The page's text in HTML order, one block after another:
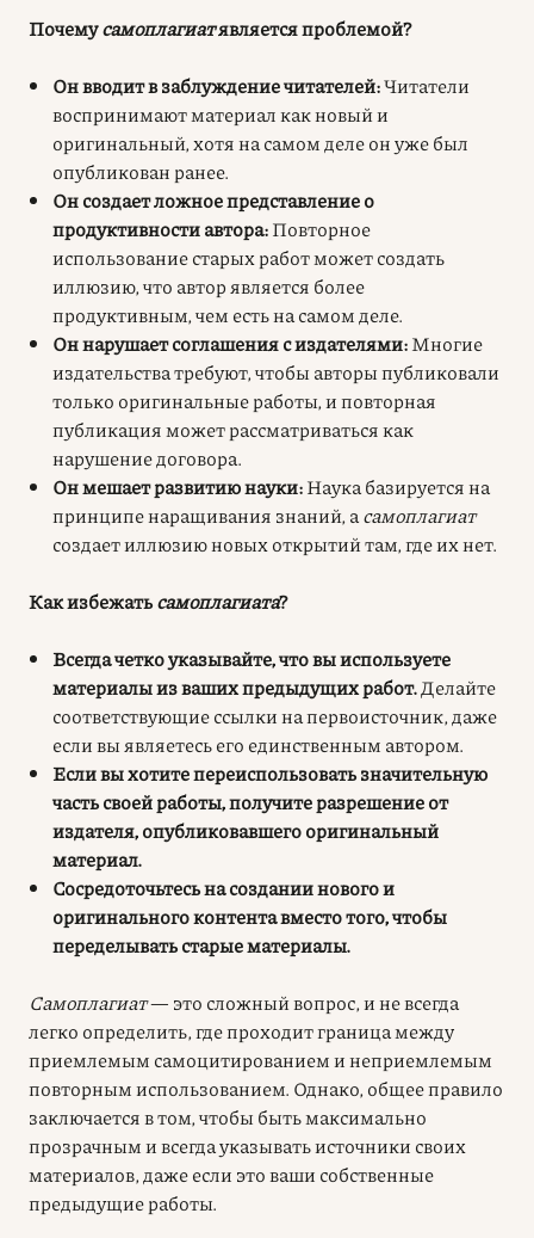
Почемусамоплагиатявляется проблемой?
Он вводит в заблуждение читателей:Читатели
воспринимают материал как новый и
оригинальный, хотя на самом деле он уже был
опубликован ранее.
Он создает ложное представление о
продуктивности автора:Повторное
использование старых работ может создать
иллюзию, что автор является более
продуктивным, чем есть на самом деле.
Он нарушает соглашения с издателями:Многие
издательства требуют, чтобы авторы публиковали
только оригинальные работы, и повторная
публикация может рассматриваться как
нарушение договора.
Он мешает развитию науки:Наука базируется на
принципе наращивания знаний, асамоплагиат
создает иллюзию новых открытий там, где их нет.
Как избежатьсамоплагиата?
Всегда четко указывайте, что вы используете
материалы из ваших предыдущих работ.Делайте
соответствующие ссылки на первоисточник, даже
если вы являетесь его единственным автором.
Если вы хотите переиспользовать значительную
часть своей работы, получите разрешение от
издателя, опубликовавшего оригинальный
материал.
Сосредоточьтесь на создании нового и
оригинального контента вместо того, чтобы
переделывать старые материалы.
Самоплагиат— это сложный вопрос, и не всегда
легко определить, где проходит граница между
приемлемым самоцитированием и неприемлемым
повторным использованием. Однако, общее правило
заключается в том, чтобы быть максимально
прозрачным и всегда указывать источники своих
материалов, даже если это ваши собственные
предыдущие работы.